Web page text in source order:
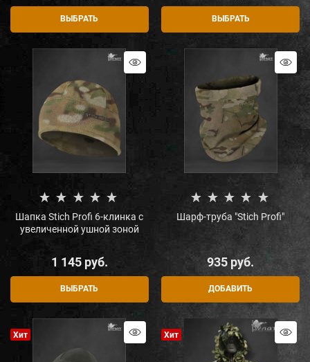
ВЫБРАТЬ ВЫБРАТЬ
Шапка Stich Profi 6-клинка с
увеличенной ушной зоной
1 145 руб.
ВЫБРАТЬ
Шарф-труба "Stich Profi"
935 руб.
ДОБАВИТЬ
Хит Хит